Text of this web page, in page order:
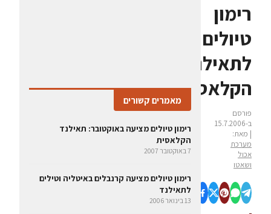
רימון
טיולים
לתאילנד
הקלאסית
פורסם
ב-15.7.2006
| מאת:
מערכת
אכול
ושאטו
מאמרים קשורים
רימון טיולים מציעה באוקטובר: תאילנד
הקלאסית
7 באוקטובר 2007
רימון טיולים מציעה קרנבלים באיטליה וטילים
לתאילנד
13 בינואר 2006